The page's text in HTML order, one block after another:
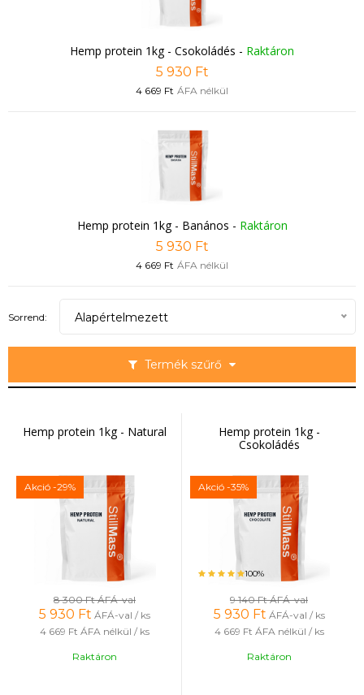
Hemp protein 1kg - Csokoládés - Raktáron
5 930 Ft
4 669 Ft ÁFA nélkül
Hemp protein 1kg - Banános - Raktáron
5 930 Ft
4 669 Ft ÁFA nélkül
Termék szűrő
Sorrend: Alapértelmezett
Hemp protein 1kg - Natural
Akció -29%
8 300 FtÁFÁ-val
5 930 Ft ÁFÁ-val / ks
4 669 Ft ÁFA nélkül / ks
Raktáron
Hemp protein 1kg -
Csokoládés
Akció -35%
100%
9 140 FtÁFÁ-val
5 930 Ft ÁFÁ-val / ks
4 669 Ft ÁFA nélkül / ks
Raktáron